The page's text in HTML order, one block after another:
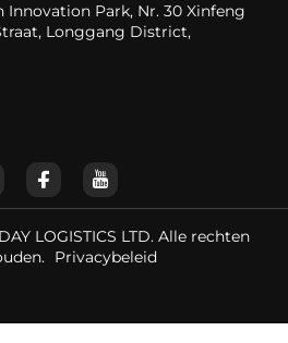
Innovation Park, Nr. 30 Xinfeng
Longgang District,
LOGISTICS LTD. Alle rechten
Privacybeleid